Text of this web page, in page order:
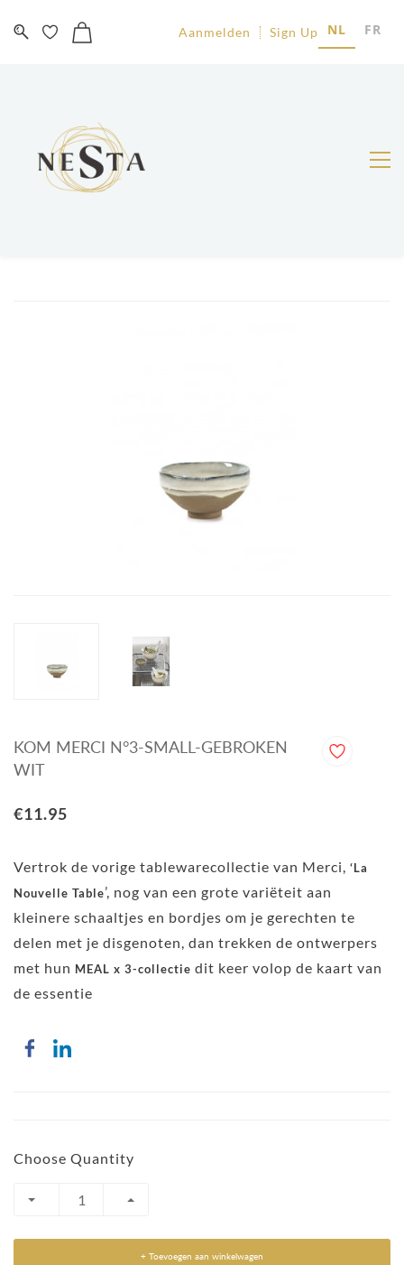
Aanmelden Sign Up NL FR
KOM MERCI N°3-SMALL-GEBROKEN
WIT
€11.95
Vertrok de vorige tablewarecollectie van Merci, ‘La
Nouvelle Table’, nog van een grote variëteit aan
kleinere schaaltjes en bordjes om je gerechten te
delen met je disgenoten, dan trekken de ontwerpers
met hun MEAL x 3-collectie dit keer volop de kaart van
de essentie
Choose Quantity
+ Toevoegen aan winkelwagen